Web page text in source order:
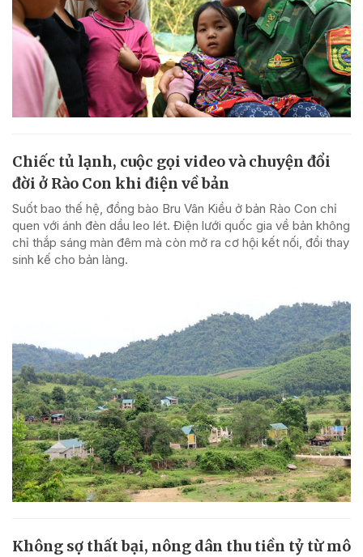
Chiếc tủ lạnh, cuộc gọi video và chuyện đổi
đời ở Rào Con khi điện về bản
Suốt bao thế hệ, đồng bào Bru Vân Kiều ở bản Rào Con chỉ
quen với ánh đèn dầu leo lét. Điện lưới quốc gia về bản không
chỉ thắp sáng màn đêm mà còn mở ra cơ hội kết nối, đổi thay
sinh kế cho bản làng.
Không sợ thất bại, nông dân thu tiền tỷ từ mô